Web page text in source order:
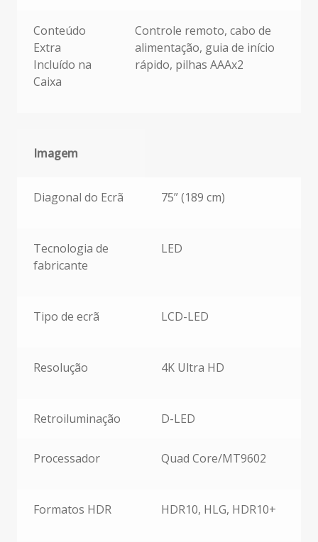
Conteúdo
Extra
Incluído na
Caixa
Controle remoto, cabo de
alimentação, guia de início
rápido, pilhas AAAx2
Imagem
Diagonal do Ecrã 75” (189 cm)
Tecnologia de
fabricante
LED
Tipo de ecrã LCD-LED
Resolução 4K Ultra HD
Retroiluminação D-LED
Processador Quad Core/MT9602
Formatos HDR HDR10, HLG, HDR10+